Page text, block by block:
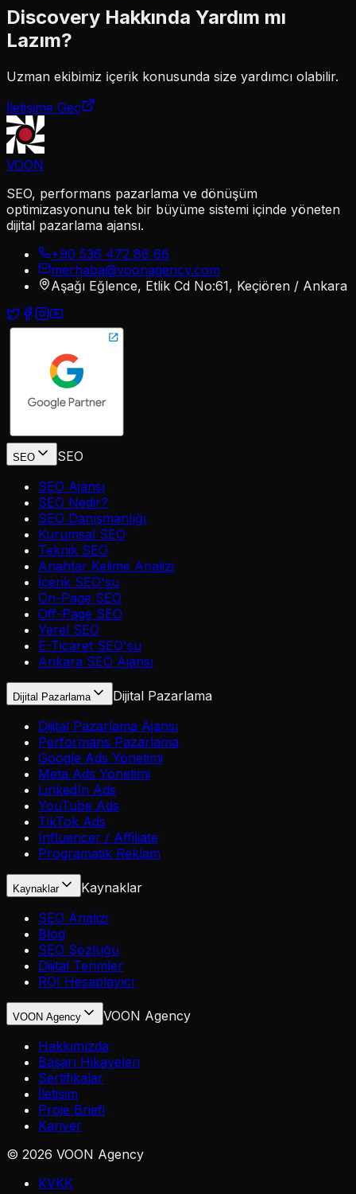
Discovery Hakkında Yardım mı
Lazım?
Uzman ekibimiz i̇çerik konusunda size yardımcı olabilir.
İletişime Geç
VOON
SEO, performans pazarlama ve dönüşüm
optimizasyonunu tek bir büyüme sistemi içinde yöneten
dijital pazarlama ajansı.
+90 536 472 86 66
merhaba@voonagency.com
Aşağı Eğlence, Etlik Cd No:61, Keçiören / Ankara
SEO
SEO
SEO Ajansı
SEO Nedir?
SEO Danışmanlığı
Kurumsal SEO
Teknik SEO
Anahtar Kelime Analizi
İçerik SEO'su
On-Page SEO
Off-Page SEO
Yerel SEO
E-Ticaret SEO'su
Ankara SEO Ajansı
Dijital Pazarlama
Dijital Pazarlama
Dijital Pazarlama Ajansı
Performans Pazarlama
Google Ads Yönetimi
Meta Ads Yönetimi
LinkedIn Ads
YouTube Ads
TikTok Ads
Influencer / Affiliate
Programatik Reklam
Kaynaklar
Kaynaklar
SEO Analizi
Blog
SEO Sözlüğü
Dijital Terimler
ROI Hesaplayıcı
VOON Agency
VOON Agency
Hakkımızda
Başarı Hikayeleri
Sertifikalar
İletişim
Proje Briefi
Kariyer
© 2026 VOON Agency
KVKK